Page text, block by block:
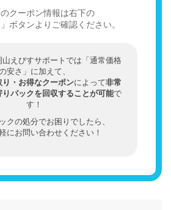
クーポン情報は右下の
」ボタンよりご確認ください。
山えびすサポートでは「通常価格
安さ」に加えて、
・お得なクーポンによって非常
りパックを回収することが可能で
す！
クの処分でお困りでしたら、
にお問い合わせください！